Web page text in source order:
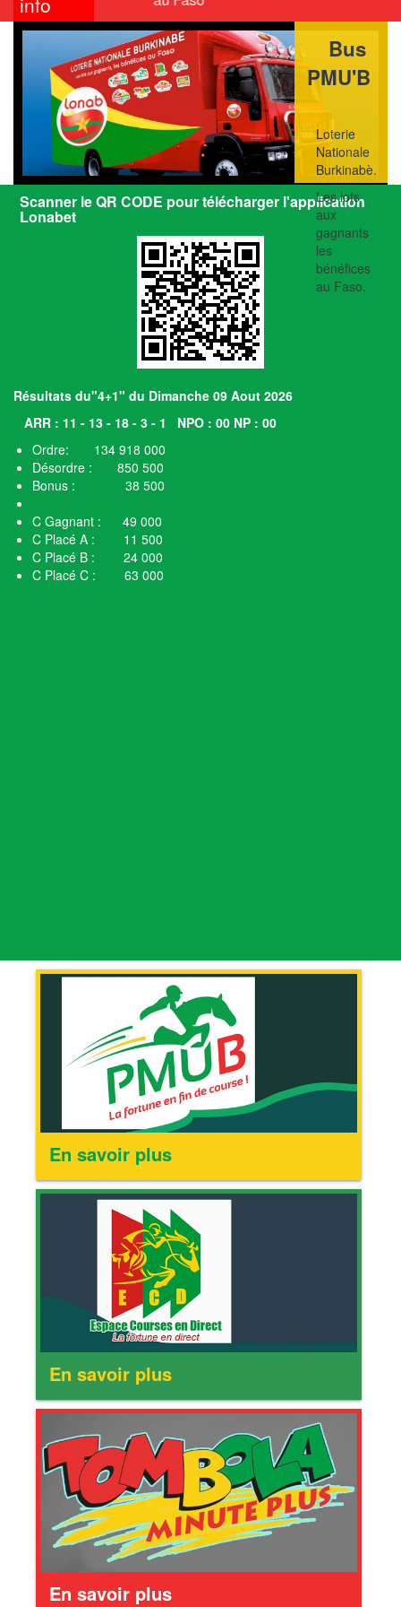
Bus
PMU'B
Loterie
Nationale
Burkinabè.
Les lots
aux
gagnants
les
bénéfices
au Faso.
Scanner le QR CODE pour télécharger l'application
Lonabet
Résultats du"4+1" du Dimanche 09 Aout 2026
ARR : 11 - 13 - 18 - 3 - 1 NPO : 00 NP : 00
Ordre: 134 918 000
Désordre : 850 500
Bonus : 38 500
C Gagnant : 49 000
C Placé A : 11 500
C Placé B : 24 000
C Placé C : 63 000
En savoir plus
En savoir plus
En savoir plus